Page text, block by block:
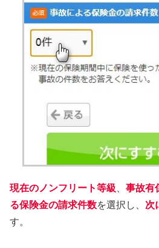
現在のノンフリート等級 事故有
る保険金の請求件数を選択し、 次
す。